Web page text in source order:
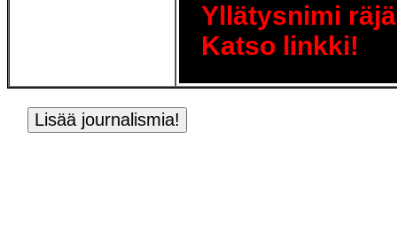
Yllätysnimi
Katso linkki!